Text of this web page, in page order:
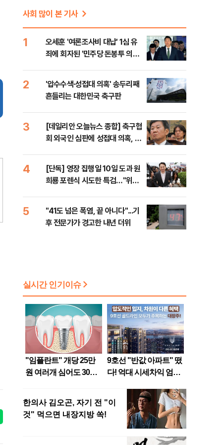
사회 많이 본 기사
1
오세훈 '여론조사비 대납' 1심 유
죄에 회자된 '민주당 돈봉투 의
2
'압수수색·성접대 의혹' 송두리째
흔들리는 대한민국 축구판
3
[데일리안 오늘뉴스 종합] 축구협
회 외국인 심판에 성접대 의혹, 李
이닉스 프리마켓 시초가 논란 재
점화, 김민석 "과반 승리 가능성
99%" 등
4
[단독] 영장 집행일 10일 도과 원
희룡 포렌식 시도한 특검…"위법
5
"41도 넘은 폭염, 끝 아니다"...기
후 전문가가 경고한 내년 더위